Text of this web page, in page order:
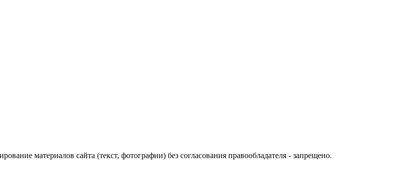
материалов сайта (текст, фотографии) без согласования правообладателя - запрещено.